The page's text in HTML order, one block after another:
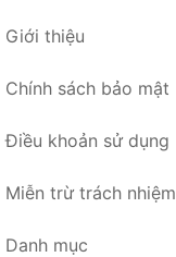
Giới thiệu
Chính sách bảo mật
Điều khoản sử dụng
Miễn trừ trách nhiệm
Danh mục